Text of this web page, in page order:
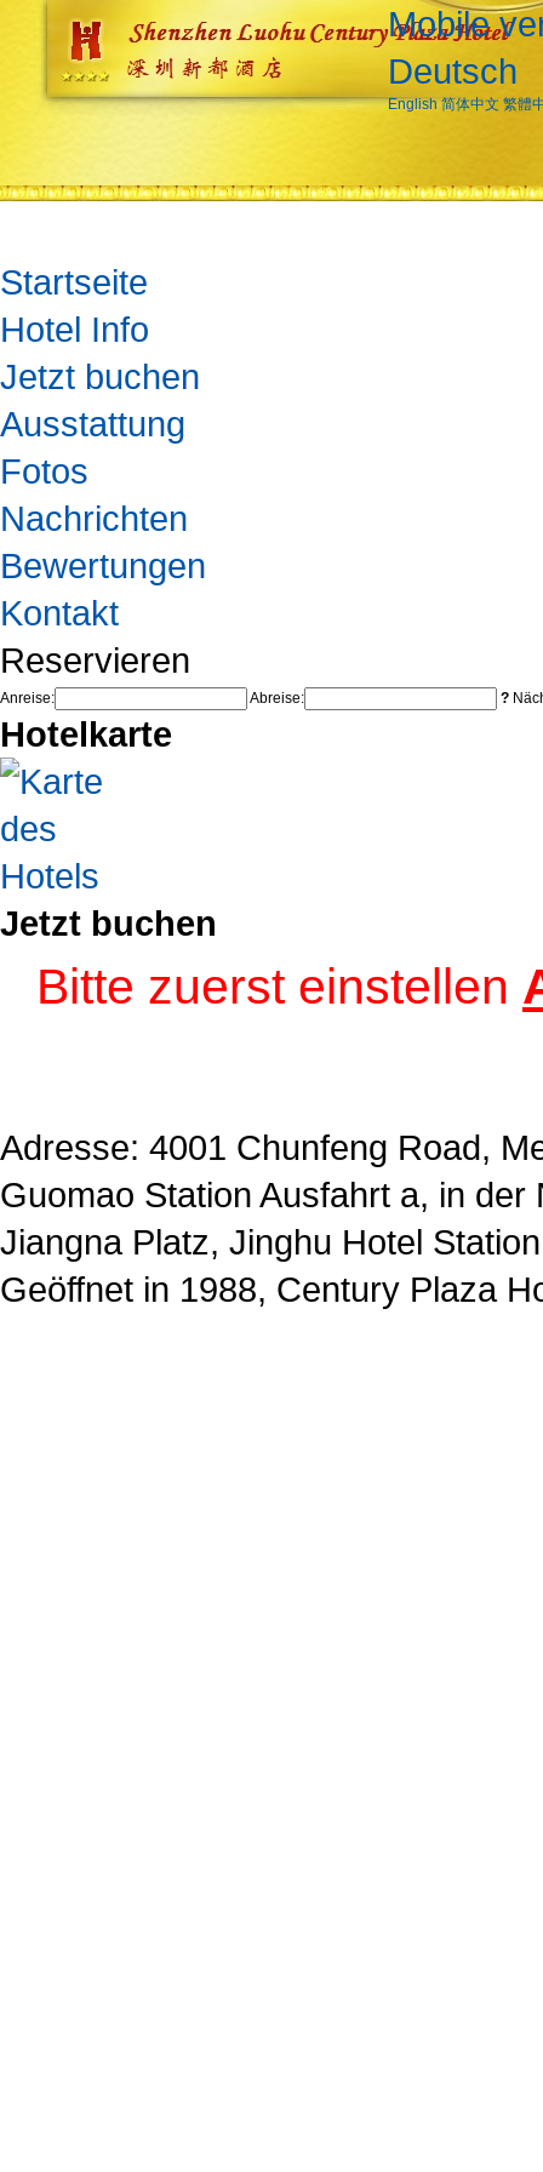
Mobile
Deutsch
English 简体中文 繁體
Startseite
Hotel Info
Jetzt buchen
Ausstattung
Fotos
Nachrichten
Bewertungen
Kontakt
Reservieren
Anreise: Abreise: ?
Hotelkarte
Jetzt buchen
Bitte zuerst einstellen
Adresse: 4001 Chunfeng Road,
Guomao Station Ausfahrt a, in
Jiangna Platz, Jinghu Hotel
Geöffnet in 1988, Century Plaza